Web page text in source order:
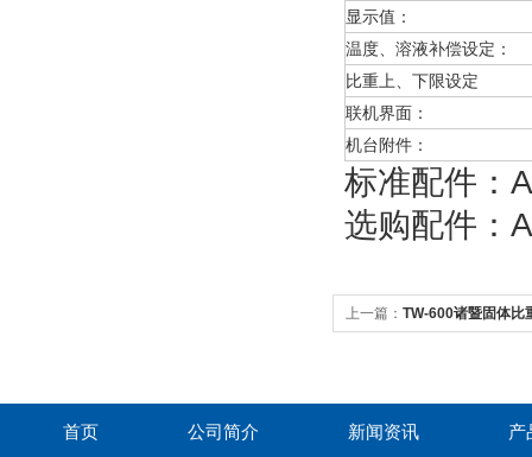
显示值：
温度、溶液补偿设定：
比重上、下限设定
联机界面：
机台附件：
标准配件
选购配件
上一篇： TW-600诸暨固体比
首页 公司简介 新闻资讯 产